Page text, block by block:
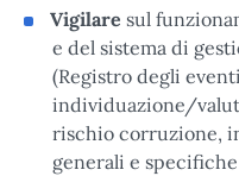
Vigilare sul
e del sistema di
(Registro degli
individuazione/
rischio corruzione,
generali e